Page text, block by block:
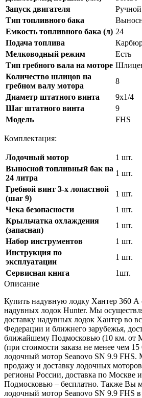
Запуск двигателя
Ручной
Тип топливного бака
Емкость топливного бака (л) 24
Подача топлива
Мелководный режим
Есть
Тип гребного вала на моторе
Количество шлицов на
гребном валу мотора
8
Диаметр штатного винта
9х1/4
Шаг штатного винта
9
Модель
FHS
Комплектация:
Лодочный мотор
1 шт.
Выносной топливный бак на
24 литра
1 шт.
Гребной винт 3-х лопастной
(шаг 9)
1 шт.
Чека безопасности
1 шт.
Крыльчатка охлаждения
(запасная)
1 шт.
Набор инструментов
1 шт.
Инструкция по
эксплуатации
1 шт.
Сервисная книга
1шт.
Описание
Купить надувную лодку Хантер 360
надувных лодок Hunter. Мы
доставку надувных лодок Хантер во
Федерации и ближнего зарубежья,
ближайшему Подмосковью (10 км. от
(при стоимости заказа не менее чем
лодочный мотор Seanovo SN 9.9 FHS.
продажу и доставку лодочных
регионы России, доставка по Москве
Подмосковью – бесплатно. Также Вы
лодочный мотор Seanovo SN 9.9 FHS в